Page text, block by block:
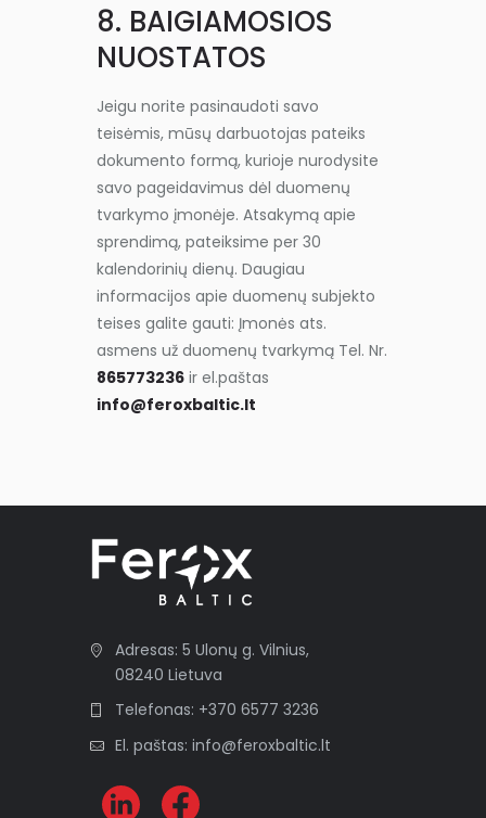
8. BAIGIAMOSIOS
NUOSTATOS
Jeigu norite pasinaudoti savo
teisėmis, mūsų darbuotojas pateiks
dokumento formą, kurioje nurodysite
savo pageidavimus dėl duomenų
tvarkymo įmonėje. Atsakymą apie
sprendimą, pateiksime per 30
kalendorinių dienų. Daugiau
informacijos apie duomenų subjekto
teises galite gauti: Įmonės ats.
asmens už duomenų tvarkymą Tel. Nr.
865773236 ir el.paštas
info@feroxbaltic.lt
Adresas: 5 Ulonų g. Vilnius,
08240 Lietuva
Telefonas: +370 6577 3236
El. paštas: info@feroxbaltic.lt